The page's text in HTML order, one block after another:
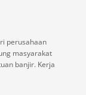
perusahaan
masyarakat
banjir. Kerja